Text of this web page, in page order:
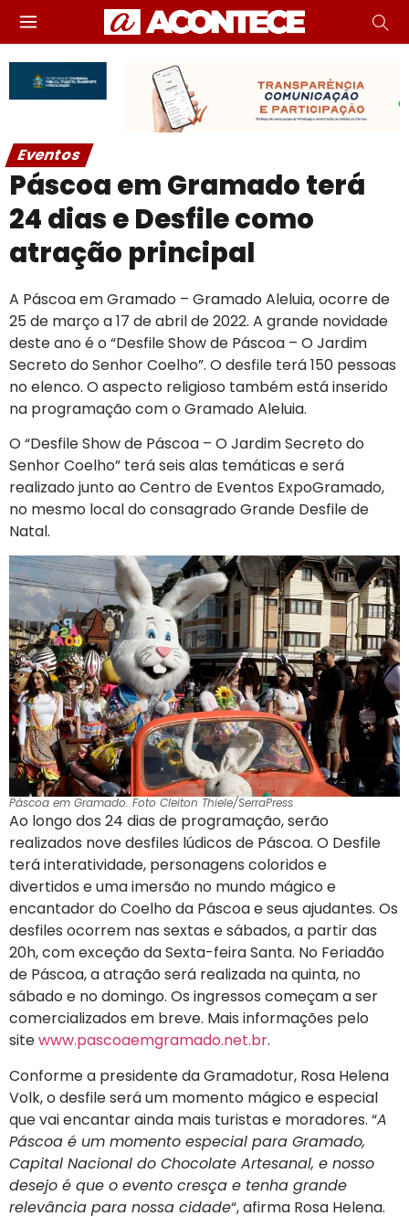
Eventos
Páscoa em Gramado terá
24 dias e Desfile como
atração principal
A Páscoa em Gramado – Gramado Aleluia, ocorre de
25 de março a 17 de abril de 2022. A grande novidade
deste ano é o “Desfile Show de Páscoa – O Jardim
Secreto do Senhor Coelho”. O desfile terá 150 pessoas
no elenco. O aspecto religioso também está inserido
na programação com o Gramado Aleluia.
O “Desfile Show de Páscoa – O Jardim Secreto do
Senhor Coelho” terá seis alas temáticas e será
realizado junto ao Centro de Eventos ExpoGramado,
no mesmo local do consagrado Grande Desfile de
Natal.
Páscoa em Gramado. Foto Cleiton Thiele/SerraPress
Ao longo dos 24 dias de programação, serão
realizados nove desfiles lúdicos de Páscoa. O Desfile
terá interatividade, personagens coloridos e
divertidos e uma imersão no mundo mágico e
encantador do Coelho da Páscoa e seus ajudantes. Os
desfiles ocorrem nas sextas e sábados, a partir das
20h, com exceção da Sexta-feira Santa. No Feriadão
de Páscoa, a atração será realizada na quinta, no
sábado e no domingo. Os ingressos começam a ser
comercializados em breve. Mais informações pelo
sitewww.pascoaemgramado.net.br.
Conforme a presidente da Gramadotur, Rosa Helena
Volk, o desfile será um momento mágico e especial
que vai encantar ainda mais turistas e moradores. “A
Páscoa é um momento especial para Gramado,
Capital Nacional do Chocolate Artesanal, e nosso
desejo é que o evento cresça e tenha grande
relevância para nossa cidade“, afirma Rosa Helena.